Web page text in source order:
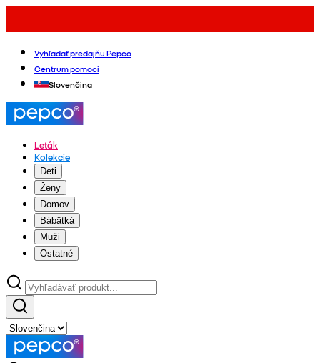
Vyhľadať predajňu Pepco
Centrum pomoci
Slovenčina
Leták
Kolekcie
Deti
Ženy
Domov
Bábätká
Muži
Ostatné